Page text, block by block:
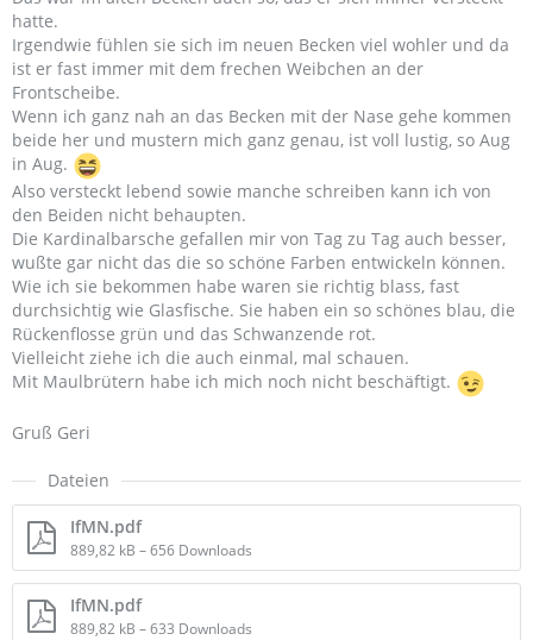
hatte.
Irgendwie fühlen sie sich im neuen Becken viel wohler und da
ist er fast immer mit dem frechen Weibchen an der
Frontscheibe.
Wenn ich ganz nah an das Becken mit der Nase gehe kommen
beide her und mustern mich ganz genau, ist voll lustig, so Aug
in Aug.
Also versteckt lebend sowie manche schreiben kann ich von
den Beiden nicht behaupten.
Die Kardinalbarsche gefallen mir von Tag zu Tag auch besser,
wußte gar nicht das die so schöne Farben entwickeln können.
Wie ich sie bekommen habe waren sie richtig blass, fast
durchsichtig wie Glasfische. Sie haben ein so schönes blau, die
Rückenflosse grün und das Schwanzende rot.
Vielleicht ziehe ich die auch einmal, mal schauen.
Mit Maulbrütern habe ich mich noch nicht beschäftigt.
Gruß Geri
Dateien
IfMN.pdf
889,82 kB – 656 Downloads
IfMN.pdf
889,82 kB – 633 Downloads